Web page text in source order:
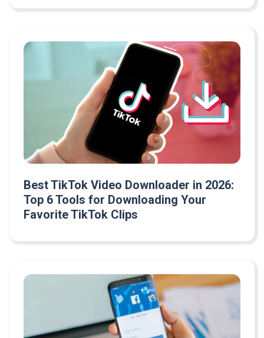
Best TikTok Video Downloader in 2026:
Top 6 Tools for Downloading Your
Favorite TikTok Clips